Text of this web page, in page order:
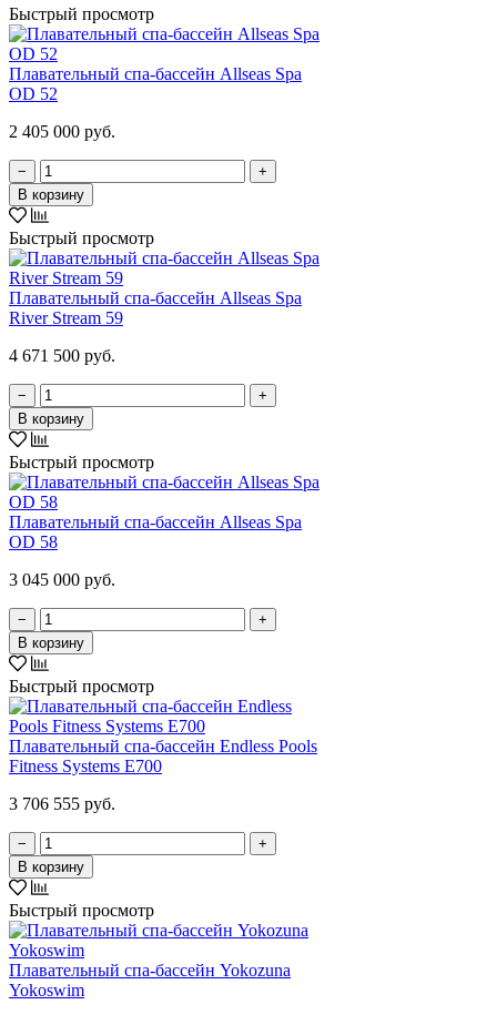
Быстрый просмотр
Плавательный спа-бассейн Allseas Spa
OD 52
2 405 000 руб.
−
+
В корзину
Быстрый просмотр
Плавательный спа-бассейн Allseas Spa
River Stream 59
4 671 500 руб.
−
+
В корзину
Быстрый просмотр
Плавательный спа-бассейн Allseas Spa
OD 58
3 045 000 руб.
−
+
В корзину
Быстрый просмотр
Плавательный спа-бассейн Endless Pools
Fitness Systems E700
3 706 555 руб.
−
+
В корзину
Быстрый просмотр
Плавательный спа-бассейн Yokozuna
Yokoswim